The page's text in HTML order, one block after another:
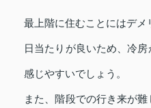
最上階に住むことにはデメ
日当たりが良いため、冷
感じやすいでしょう。
また、階段での行き来が